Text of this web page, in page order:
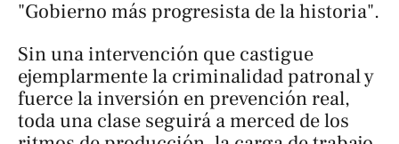
"Gobierno más progresista de la historia".
Sin una intervención que castigue
ejemplarmente la criminalidad patronal y
fuerce la inversión en prevención real,
toda una clase seguirá a merced de los